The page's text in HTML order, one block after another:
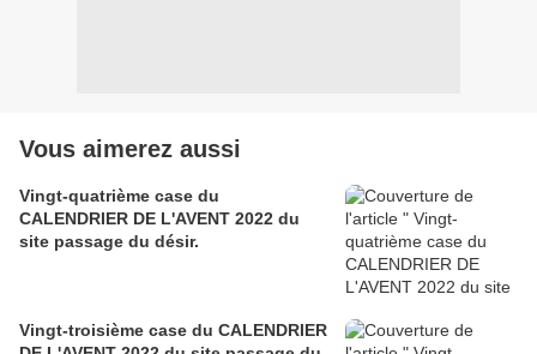
Vous aimerez aussi
Vingt-quatrième case du
CALENDRIER DE L'AVENT 2022 du
site passage du désir.
Vingt-troisième case du CALENDRIER